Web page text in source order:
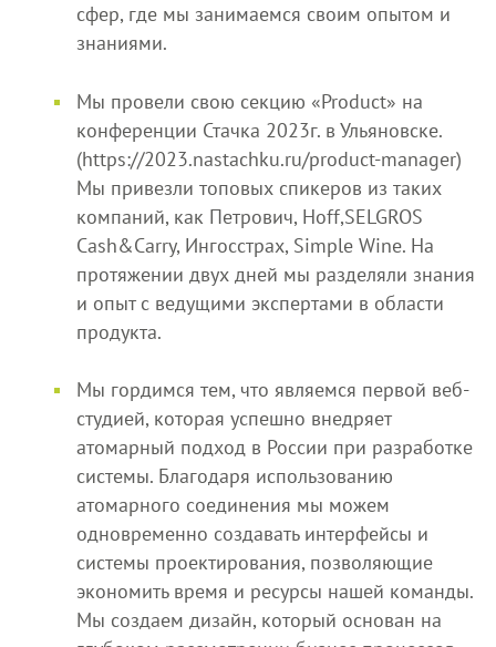
сфер, где мы занимаемся своим опытом и
знаниями.
Мы провели свою секцию «Product» на
конференции Стачка 2023г. в Ульяновске.
(https://2023.nastachku.ru/product-manager)
Мы привезли топовых спикеров из таких
компаний, как Петрович, Hoff,SELGROS
Cash&Carry, Ингосстрах, Simple Wine. На
протяжении двух дней мы разделяли знания
и опыт с ведущими экспертами в области
продукта.
Мы гордимся тем, что являемся первой веб-
студией, которая успешно внедряет
атомарный подход в России при разработке
системы. Благодаря использованию
атомарного соединения мы можем
одновременно создавать интерфейсы и
системы проектирования, позволяющие
экономить время и ресурсы нашей команды.
Мы создаем дизайн, который основан на